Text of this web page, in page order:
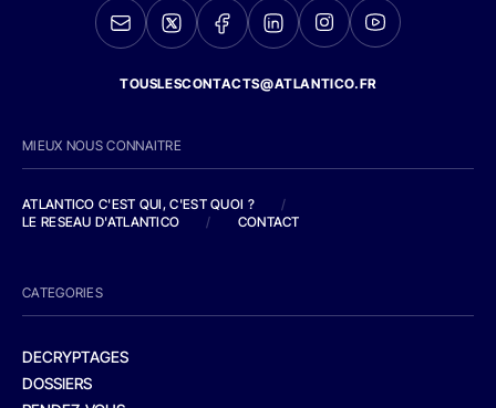
TOUSLESCONTACTS@ATLANTICO.FR
MIEUX NOUS CONNAITRE
ATLANTICO C'EST QUI, C'EST QUOI ?
/
LE RESEAU D'ATLANTICO
/ CONTACT
CATEGORIES
DECRYPTAGES
DOSSIERS